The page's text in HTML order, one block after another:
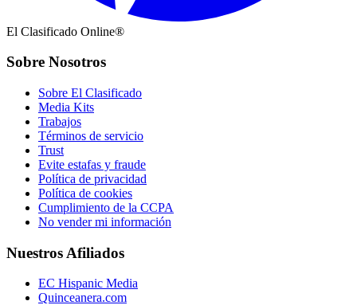
El Clasificado Online®
Sobre Nosotros
Sobre El Clasificado
Media Kits
Trabajos
Términos de servicio
Trust
Evite estafas y fraude
Política de privacidad
Política de cookies
Cumplimiento de la CCPA
No vender mi información
Nuestros Afiliados
EC Hispanic Media
Quinceanera.com